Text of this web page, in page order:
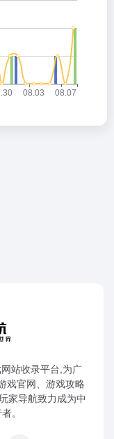
站收录平台,为广
戏官网、游戏攻略
家导航致力成为中
。